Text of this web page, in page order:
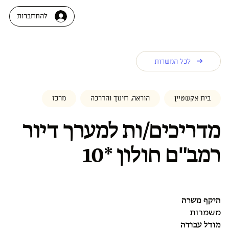
להתחברות
לכל המשרות
מדריכים/ות למערך דיור
רמב"ם חולון *10
בית אקשטיין הוראה, חינוך והדרכה מרכז
היקף משרה
משמרות
מודל עבודה